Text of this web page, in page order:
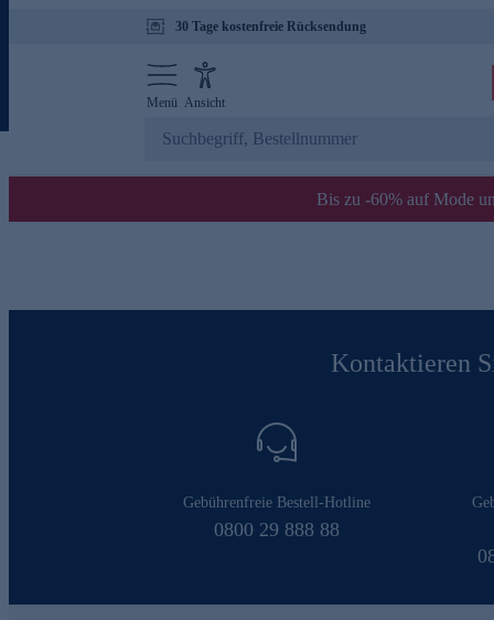
30 Tage kostenfreie Rücksendung
Menü Ansicht
Bis zu -60% auf Mode
Kontaktieren
Gebührenfreie Bestell-Hotline
0800 29 888 88